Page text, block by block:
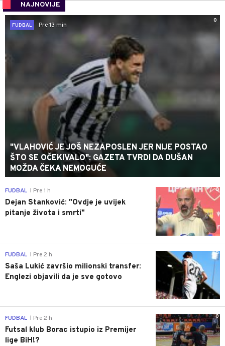
NAJNOVIJE
0
FUDBAL
Pre 13 min
"VLAHOVIĆ JE JOŠ NEZAPOSLEN JER NIJE POSTAO
ŠTO SE OČEKIVALO": GAZETA TVRDI DA DUŠAN
MOŽDA ČEKA NEMOGUĆE
0
FUDBAL Pre 1 h
Dejan Stanković: "Ovdje je uvijek
pitanje života i smrti"
0
FUDBAL Pre 2 h
Saša Lukić završio milionski transfer:
Englezi objavili da je sve gotovo
0
FUDBAL Pre 2 h
Futsal klub Borac istupio iz Premijer
lige BiH!?